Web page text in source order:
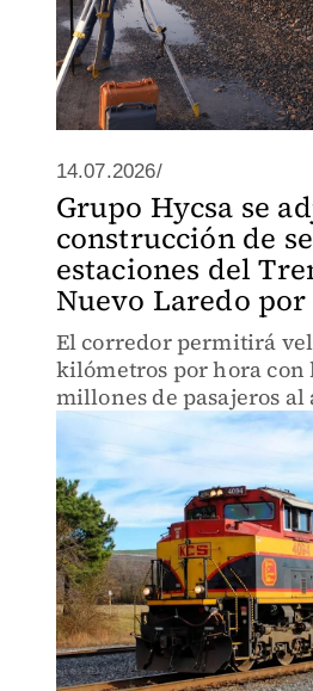
14.07.2026/
Grupo Hycsa se
construcción de
estaciones del
Nuevo Laredo por
El corredor permitirá
kilómetros por hora con
millones de pasajeros al